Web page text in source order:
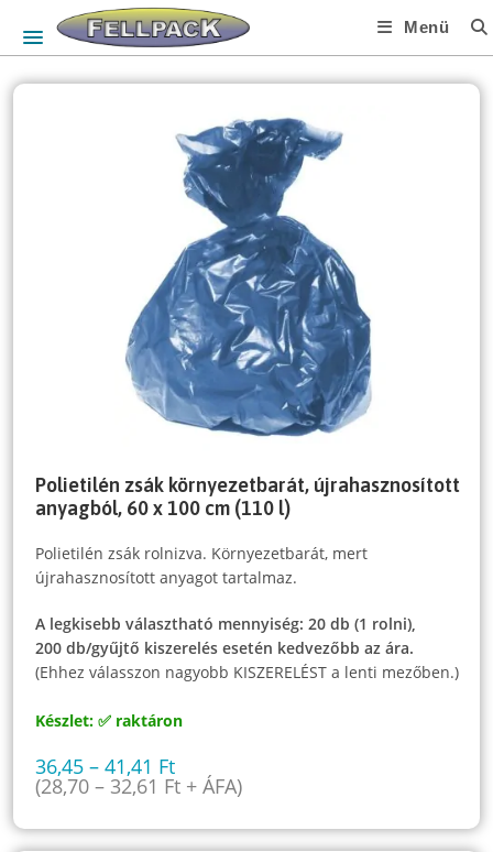
Menü
Polietilén zsák környezetbarát, újrahasznosított
anyagból, 60 x 100 cm (110 l)
Polietilén zsák rolnizva. Környezetbarát, mert
újrahasznosított anyagot tartalmaz.
A legkisebb választható mennyiség: 20 db (1 rolni),
200 db/gyűjtő kiszerelés esetén kedvezőbb az ára.
(Ehhez válasszon nagyobb KISZERELÉST a lenti mezőben.)
Készlet: ✅ raktáron
36,45–41,41 Ft
(28,70– 32,61 Ft + ÁFA)